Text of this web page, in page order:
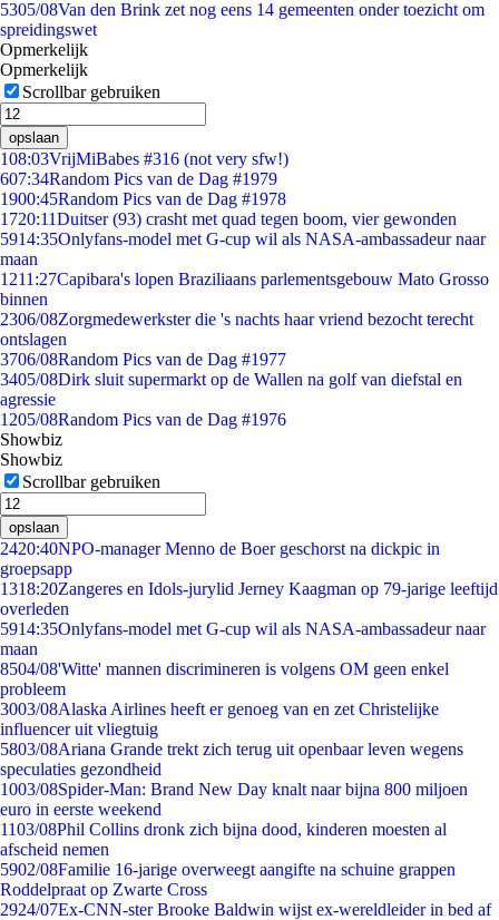
5305/08Van den Brink zet nog eens 14 gemeenten onder toezicht om
spreidingswet
Opmerkelijk
Opmerkelijk
Scrollbar gebruiken
opslaan
108:03VrijMiBabes #316 (not very sfw!)
607:34Random Pics van de Dag #1979
1900:45Random Pics van de Dag #1978
1720:11Duitser (93) crasht met quad tegen boom, vier gewonden
5914:35Onlyfans-model met G-cup wil als NASA-ambassadeur naar
maan
1211:27Capibara's lopen Braziliaans parlementsgebouw Mato Grosso
binnen
2306/08Zorgmedewerkster die 's nachts haar vriend bezocht terecht
ontslagen
3706/08Random Pics van de Dag #1977
3405/08Dirk sluit supermarkt op de Wallen na golf van diefstal en
agressie
1205/08Random Pics van de Dag #1976
Showbiz
Showbiz
Scrollbar gebruiken
opslaan
2420:40NPO-manager Menno de Boer geschorst na dickpic in
groepsapp
1318:20Zangeres en Idols-jurylid Jerney Kaagman op 79-jarige leeftijd
overleden
5914:35Onlyfans-model met G-cup wil als NASA-ambassadeur naar
maan
8504/08'Witte' mannen discrimineren is volgens OM geen enkel
probleem
3003/08Alaska Airlines heeft er genoeg van en zet Christelijke
influencer uit vliegtuig
5803/08Ariana Grande trekt zich terug uit openbaar leven wegens
speculaties gezondheid
1003/08Spider-Man: Brand New Day knalt naar bijna 800 miljoen
euro in eerste weekend
1103/08Phil Collins dronk zich bijna dood, kinderen moesten al
afscheid nemen
5902/08Familie 16-jarige overweegt aangifte na schuine grappen
Roddelpraat op Zwarte Cross
2924/07Ex-CNN-ster Brooke Baldwin wijst ex-wereldleider in bed af